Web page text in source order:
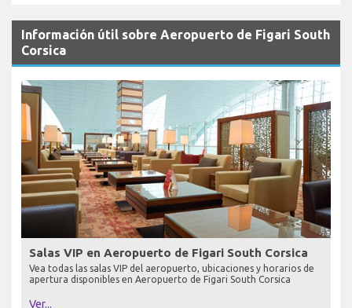
Información útil sobre Aeropuerto de Figari South
Corsica
Salas VIP en Aeropuerto de Figari South Corsica
Vea todas las salas VIP del aeropuerto, ubicaciones y horarios de
apertura disponibles en Aeropuerto de Figari South Corsica
Ver...